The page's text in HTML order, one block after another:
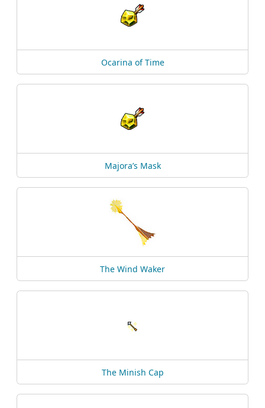
Ocarina of Time
Majora’s Mask
The Wind Waker
The Minish Cap